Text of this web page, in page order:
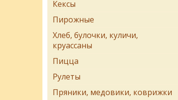
Кексы
Пирожные
Хлеб, булочки, куличи,
круассаны
Пицца
Рулеты
Пряники, медовики, коврижки